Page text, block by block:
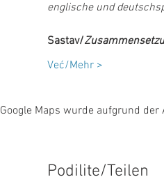
englische und
Sastav/
Već/Mehr >
Google Maps wurde aufgrund
Podilite/Teilen